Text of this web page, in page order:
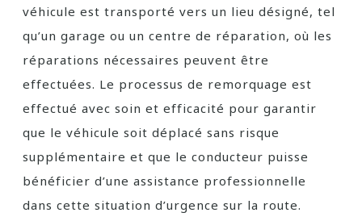
véhicule est transporté vers un lieu désigné, tel
qu’un garage ou un centre de réparation, où les
réparations nécessaires peuvent être
effectuées. Le processus de remorquage est
effectué avec soin et efficacité pour garantir
que le véhicule soit déplacé sans risque
supplémentaire et que le conducteur puisse
bénéficier d’une assistance professionnelle
dans cette situation d’urgence sur la route.